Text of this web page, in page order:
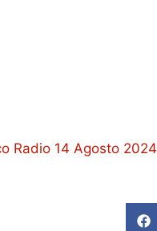
Radio 14 Agosto 2024